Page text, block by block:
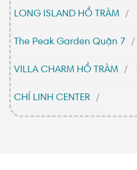
LONG ISLAND HỒ TRÀM
The Peak Garden Quận 7
VILLA CHARM HỒ TRÀM
CHÍ LINH CENTER